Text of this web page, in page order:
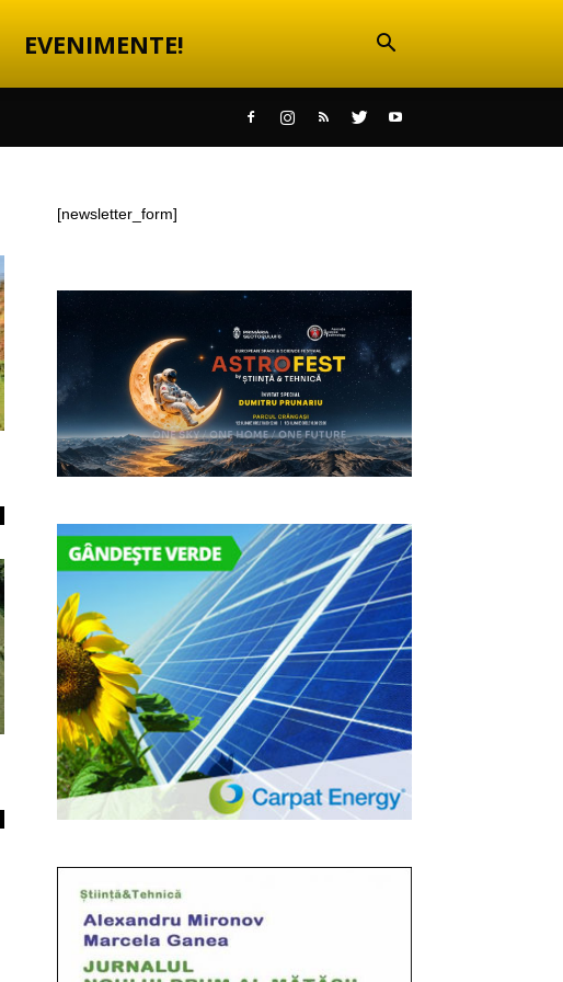
EVENIMENTE!
[newsletter_form]